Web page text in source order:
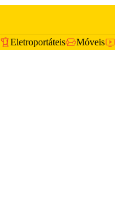
Eletroportáteis Móveis